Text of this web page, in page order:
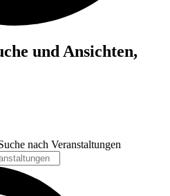
und Ansichten,
nach Veranstaltungen